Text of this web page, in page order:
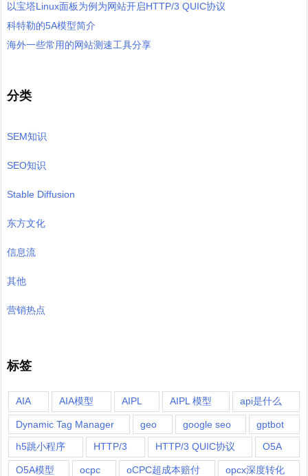
以宝塔Linux面板为例为网站开启HTTP/3 QUIC协议
科特勒的5A模型简介
海外一些常用的网站测速工具分享
分类
SEM知识
SEO知识
Stable Diffusion
东方文化
信息流
其他
营销热点
标签
AIA AIA模型 AIPL AIPL 模型 api是什么
Dynamic Tag Manager geo google seo
gptbot
h5跳小程序
HTTP/3 HTTP/3 QUIC协议 O5A
O5A模型 ocpc oCPC超成本赔付 opcx深度转化